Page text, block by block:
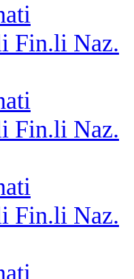
Fin.li Naz.
Fin.li Naz.
Fin.li Naz.